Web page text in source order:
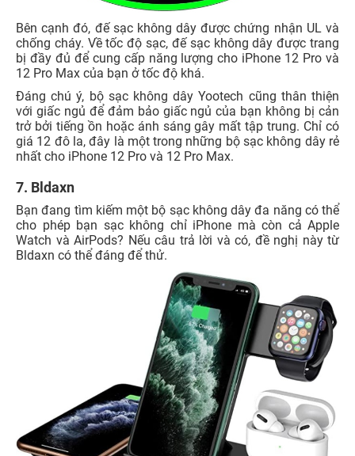
Bên cạnh đó, đế sạc không dây được chứng nhận UL và
chống cháy. Về tốc độ sạc, đế sạc không dây được trang
bị đầy đủ để cung cấp năng lượng cho iPhone 12 Pro và
12 Pro Max của bạn ở tốc độ khá.
Đáng chú ý, bộ sạc không dây Yootech cũng thân thiện
với giấc ngủ để đảm bảo giấc ngủ của bạn không bị cản
trở bởi tiếng ồn hoặc ánh sáng gây mất tập trung. Chỉ có
giá 12 đô la, đây là một trong những bộ sạc không dây rẻ
nhất cho iPhone 12 Pro và 12 Pro Max.
7. Bldaxn
Bạn đang tìm kiếm một bộ sạc không dây đa năng có thể
cho phép bạn sạc không chỉ iPhone mà còn cả Apple
Watch và AirPods? Nếu câu trả lời và có, đề nghị này từ
Bldaxn có thể đáng để thử.